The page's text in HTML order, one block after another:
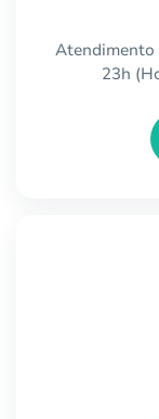
Atendimento
23h